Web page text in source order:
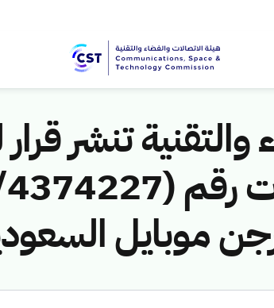
تنشر
موبايل